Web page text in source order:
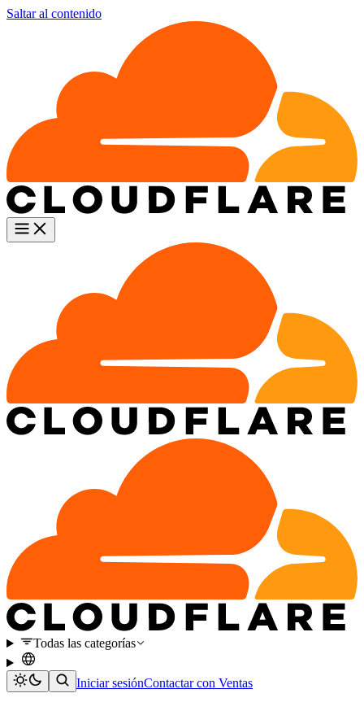
Saltar al contenido
Todas las categorías
Iniciar sesiónContactar con Ventas